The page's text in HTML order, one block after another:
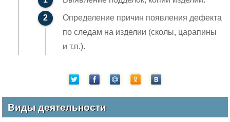
Определение причин появления дефекта
по следам на изделии (сколы, царапины
и т.п.).
Виды деятельности